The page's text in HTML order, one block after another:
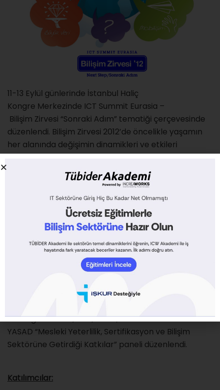
11-13 Eylül günlerinde İstanbul Haliç
Kongre Merkezinde ICT Summit Eurasia –
Bilişim Zirvesi “Sonraki Adım” tematiği çerçevesinde
düzenlendi. Bilişim Zirvesi 2012’de öncelikle yaşamın
her alanında değişimin dinamikleri ve etkileri
boyutlandırılırken; eğitimden sağlığa, ticaretten
güvenliğe, finanstan savunmaya kadar birçok
alandaki temel değişimlerin yönü ortaya konmaya
çalışıldı. Bunun yanı sıra telekom, mobil teknolojiler,
bulut bilişim, büyük veri, sosyal medya, yakınsama
gibi bilişim teknolojileri alanında yaşanan gelişmeler,
bu gelişmelerin iş ve sosyal hayata etkileri konuşuldu
ve tartışıldı. Bu teknolojiler çerçevesinde ortaya çıkan
çözümler de Zirve’de boy gösterdi.
etkinlikleri çerçevesinde Mesleki Yeterlilik Kurumu
Sınav ve Belgelendirme Dairesi başkanının da
katıldığı TÜBİDER, TBD, TOBB, TÜBİSAD ve
YASAD “Mesleki Yeterlilik, Sertifikasyon ve Bilişim
Sektörüne Getirdiği Katkılar” paneli düzenlendi.
Katılımcılar: